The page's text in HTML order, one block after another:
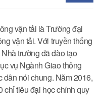
vận tải là Trường đại
vận tải. Với truyền thống
trường đã đào tạo
vụ Ngành Giao thông
dân nói chung. Năm 2016,
chỉ tiêu đại học chính quy